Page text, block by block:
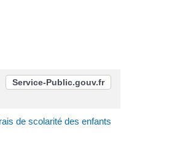
Service-Public.gouv.fr
de scolarité des enfants